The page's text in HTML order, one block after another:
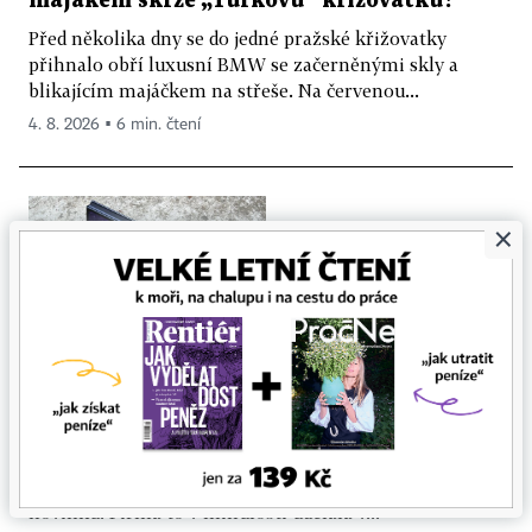
Před několika dny se do jedné pražské křižovatky
přihnalo obří luxusní BMW se začerněnými skly a
blikajícím majáčkem na střeše. Na červenou...
4. 8. 2026 ▪ 6 min. čtení
Týden s technologiemi: Nejlepší mobilní
skládačky přicházejí v nejhorší možné
době
Apple letos zopakuje svůj nejlepší trik. Vezme
ověřenou technologii a nabídne ji jako fantastickou
novinku. Firma to v minulosti udělala v...
×